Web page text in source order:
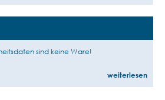
sind keine Ware!
weiterlesen